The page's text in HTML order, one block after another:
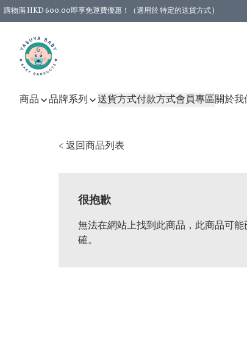
購物滿 HKD 600.00即享免運費優惠！（適用於 特定的送貨方式 )
商品 品牌系列 送貨方式付款方式會員專區關於我
< 返回商品列表
很抱歉
無法在網站上找到此商品，此商品可
確。